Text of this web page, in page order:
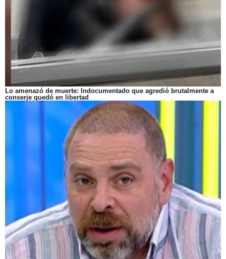
Lo amenazó de muerte: Indocumentado que agredió brutalmente a
conserje quedó en libertad